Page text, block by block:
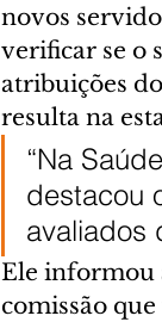
novos
verificar se o
atribuições
resulta na
“Na
destacou
avaliados
Ele informou
comissão